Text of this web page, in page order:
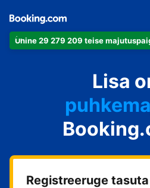
Ühine 29 279 209 teise
Lisa
Registreeruge tasuta